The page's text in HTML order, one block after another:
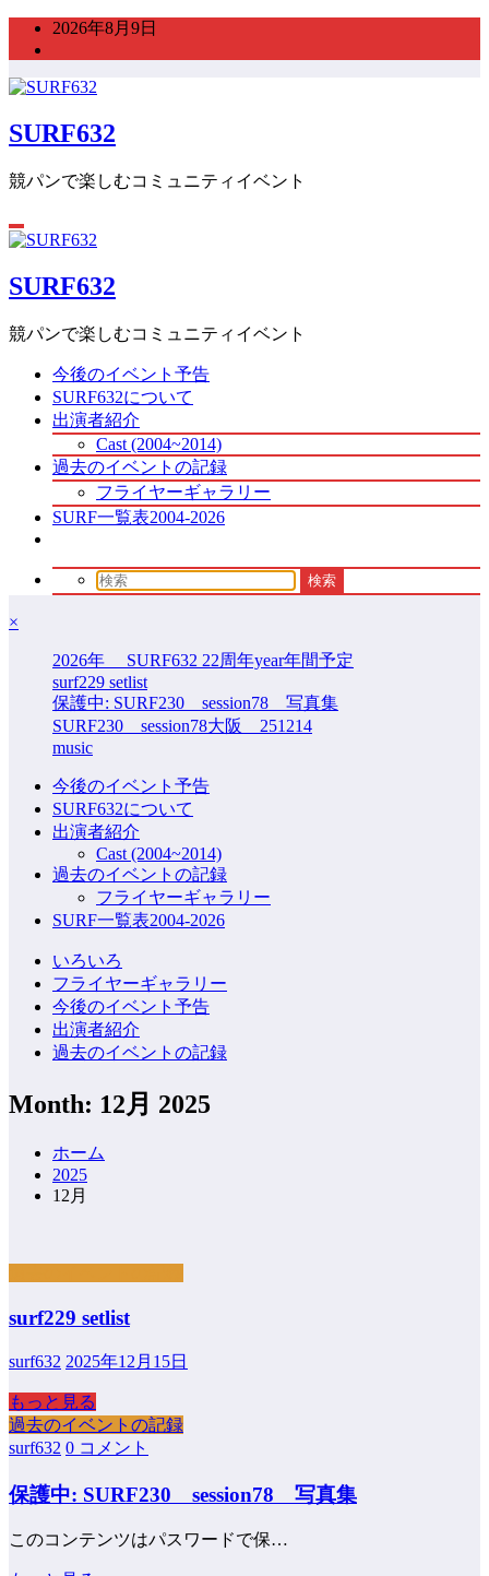
ン
へ
キ
プ
2026年8月9日
SURF632
競パンで楽しむコミュニティイベント
SURF632
競パンで楽しむコミュニティイベント
今後のイベント予告
SURF632について
出演者紹介
Cast (2004~2014)
過去のイベントの記録
フライヤーギャラリー
SURF一覧表2004-2026
×
2026年 SURF632 22周年year年間予定
surf229 setlist
保護中: SURF230 session78 写真集
SURF230 session78大阪 251214
music
今後のイベント予告
SURF632について
出演者紹介
Cast (2004~2014)
過去のイベントの記録
フライヤーギャラリー
SURF一覧表2004-2026
いろいろ
フライヤーギャラリー
今後のイベント予告
出演者紹介
過去のイベントの記録
Month: 12月 2025
ホーム
2025
12月
surf229 setlist
surf632 2025年12月15日
もっと見る
過去のイベントの記録
surf632 0 コメント
保護中: SURF230 session78 写真集
このコンテンツはパスワードで保…